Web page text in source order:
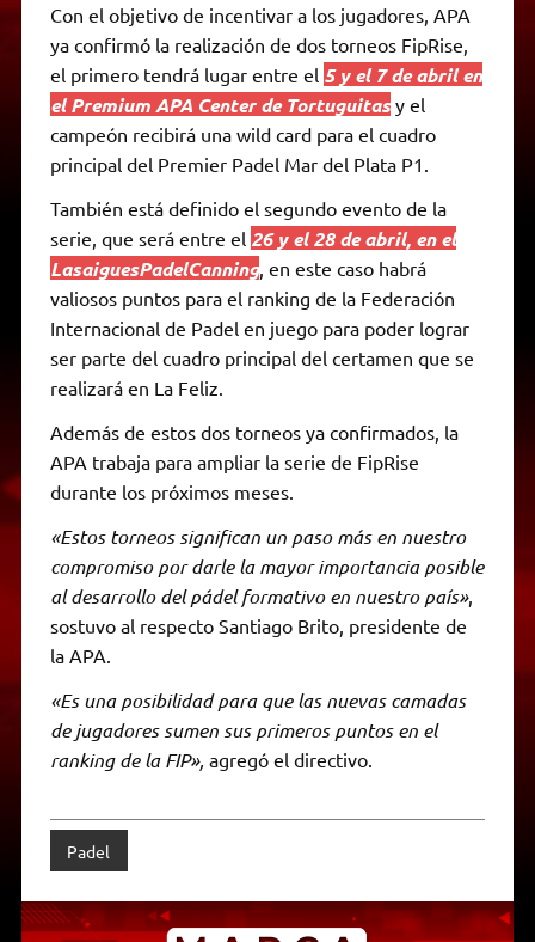
Con el objetivo de incentivar a los jugadores, APA
ya confirmó la realización de dos torneos FipRise,
el primero tendrá lugar entre el 5 y el 7 de abril en
el Premium APA Center de Tortuguitasy el
campeón recibirá una wild card para el cuadro
principal del Premier Padel Mar del Plata P1.
También está definido el segundo evento de la
serie, que será entre el 26 y el 28 de abril, en el
LasaiguesPadelCanning, en este caso habrá
valiosos puntos para el ranking de la Federación
Internacional de Padel en juego para poder lograr
ser parte del cuadro principal del certamen que se
realizará en La Feliz.
Además de estos dos torneos ya confirmados, la
APA trabaja para ampliar la serie de FipRise
durante los próximos meses.
«Estos torneos significan un paso más en nuestro
compromiso por darle la mayor importancia posible
al desarrollo del pádel formativo en nuestro país»,
sostuvo al respecto Santiago Brito, presidente de
la APA.
«Es una posibilidad para que las nuevas camadas
de jugadores sumen sus primeros puntos en el
ranking de la FIP», agregó el directivo.
Padel